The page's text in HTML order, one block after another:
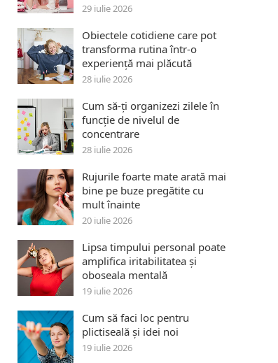
29 iulie 2026
Obiectele cotidiene care pot
transforma rutina într-o
experiență mai plăcută
28 iulie 2026
Cum să-ți organizezi zilele în
funcție de nivelul de
concentrare
28 iulie 2026
Rujurile foarte mate arată mai
bine pe buze pregătite cu
mult înainte
20 iulie 2026
Lipsa timpului personal poate
amplifica iritabilitatea și
oboseala mentală
19 iulie 2026
Cum să faci loc pentru
plictiseală și idei noi
19 iulie 2026